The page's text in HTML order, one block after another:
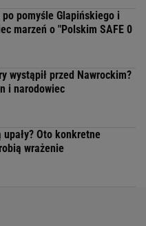
po pomyśle Glapińskiego i
marzeń o "Polskim SAFE 0
wystąpił przed Nawrockim?
i narodowiec
Oto konkretne
wrażenie